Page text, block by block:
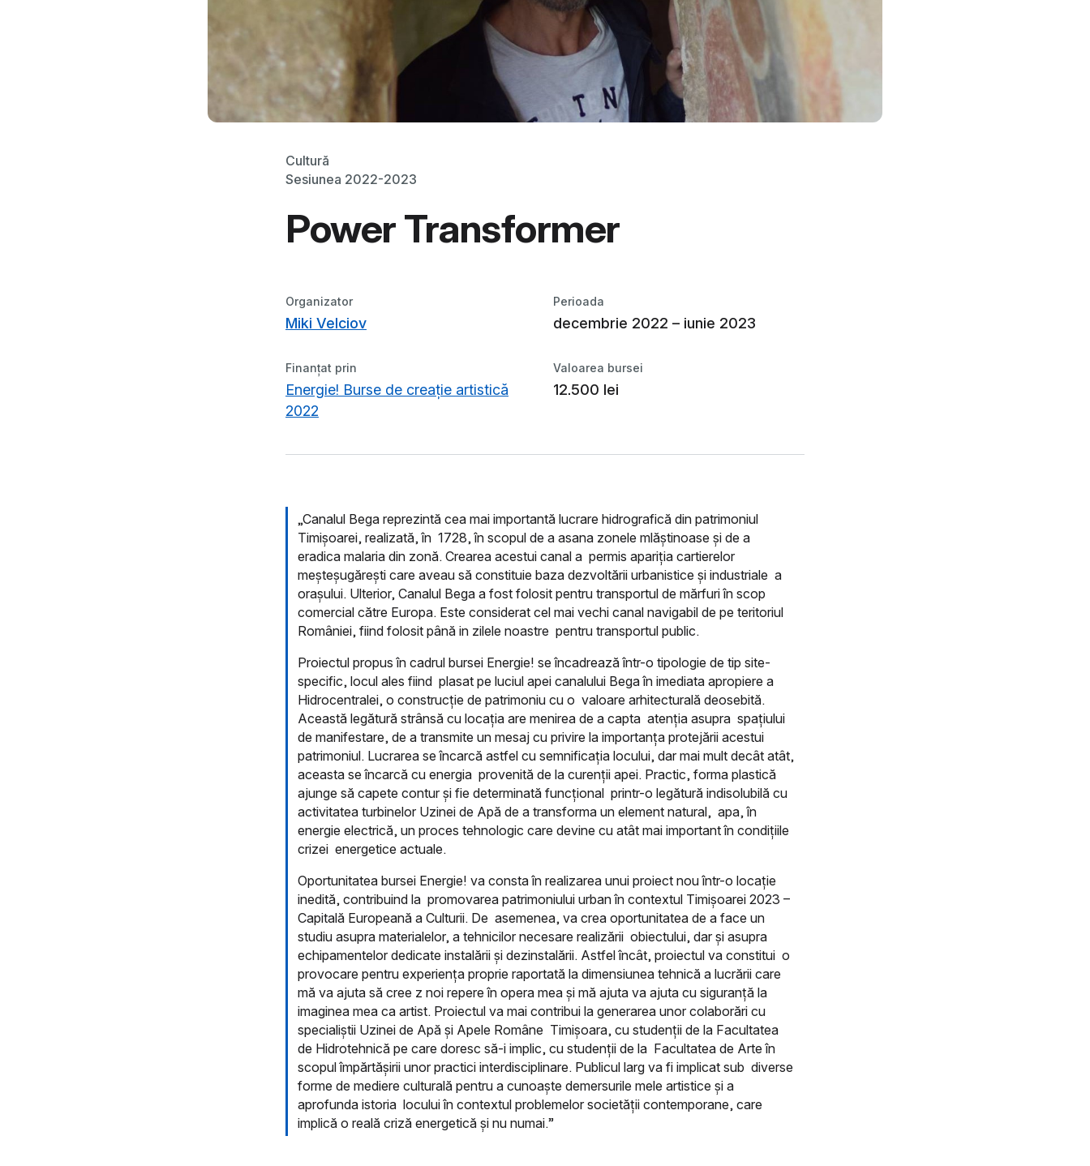
Cultură
Sesiunea 2022-2023
Power Transformer
Organizator
Miki Velciov
Perioada
decembrie 2022 – iunie 2023
Finanțat prin
Energie! Burse de creație artistică
2022
Valoarea bursei
12.500 lei
„Canalul Bega reprezintă cea mai importantă lucrare hidrografică din patrimoniul
Timișoarei, realizată, în 1728, în scopul de a asana zonele mlăștinoase și de a
eradica malaria din zonă. Crearea acestui canal a permis apariția cartierelor
meșteșugărești care aveau să constituie baza dezvoltării urbanistice și industriale a
orașului. Ulterior, Canalul Bega a fost folosit pentru transportul de mărfuri în scop
comercial către Europa. Este considerat cel mai vechi canal navigabil de pe teritoriul
României, fiind folosit până in zilele noastre pentru transportul public.
Proiectul propus în cadrul bursei Energie! se încadrează într-o tipologie de tip site-
specific, locul ales fiind plasat pe luciul apei canalului Bega în imediata apropiere a
Hidrocentralei, o construcție de patrimoniu cu o valoare arhitecturală deosebită.
Această legătură strânsă cu locația are menirea de a capta atenția asupra spațiului
de manifestare, de a transmite un mesaj cu privire la importanța protejării acestui
patrimoniul. Lucrarea se încarcă astfel cu semnificația locului, dar mai mult decât atât,
aceasta se încarcă cu energia provenită de la curenții apei. Practic, forma plastică
ajunge să capete contur și fie determinată funcțional printr-o legătură indisolubilă cu
activitatea turbinelor Uzinei de Apă de a transforma un element natural, apa, în
energie electrică, un proces tehnologic care devine cu atât mai important în condițiile
crizei energetice actuale.
Oportunitatea bursei Energie! va consta în realizarea unui proiect nou într-o locație
inedită, contribuind la promovarea patrimoniului urban în contextul Timișoarei 2023 –
Capitală Europeană a Culturii. De asemenea, va crea oportunitatea de a face un
studiu asupra materialelor, a tehnicilor necesare realizării obiectului, dar și asupra
echipamentelor dedicate instalării și dezinstalării. Astfel încât, proiectul va constitui o
provocare pentru experiența proprie raportată la dimensiunea tehnică a lucrării care
mă va ajuta să cree z noi repere în opera mea și mă ajuta va ajuta cu siguranță la
imaginea mea ca artist. Proiectul va mai contribui la generarea unor colaborări cu
specialiștii Uzinei de Apă și Apele Române Timișoara, cu studenții de la Facultatea
de Hidrotehnică pe care doresc să-i implic, cu studenții de la Facultatea de Arte în
scopul împărtășirii unor practici interdisciplinare. Publicul larg va fi implicat sub diverse
forme de mediere culturală pentru a cunoaște demersurile mele artistice și a
aprofunda istoria locului în contextul problemelor societății contemporane, care
implică o reală criză energetică și nu numai.”